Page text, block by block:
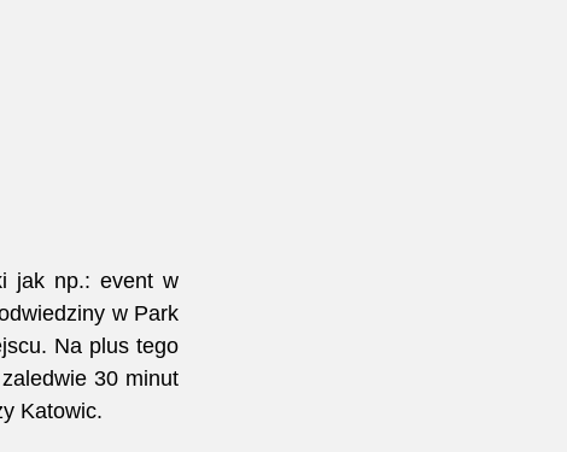
jak np.: event w
w Park
Na plus tego
30 minut
Katowic.